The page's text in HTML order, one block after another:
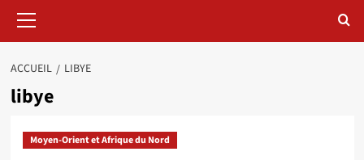
principal
ACCUEIL LIBYE
libye
Moyen-Orient et Afrique du Nord